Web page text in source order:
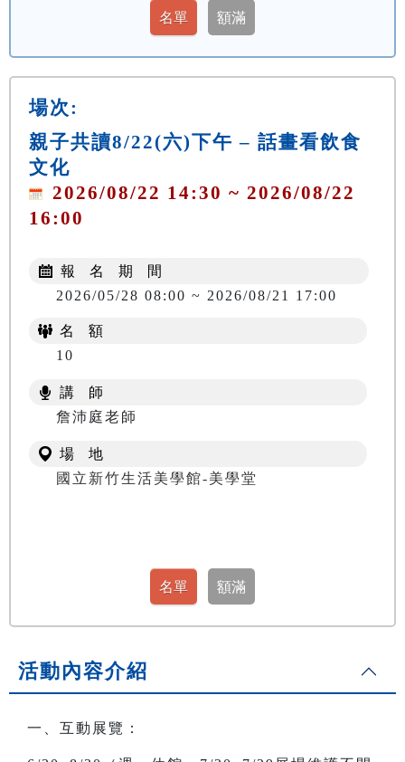
場次:
親子共讀8/22(六)下午 – 話畫看飲食
文化
2026/08/22 14:30 ~ 2026/08/22
16:00
報 名 期 間
2026/05/28 08:00 ~ 2026/08/21 17:00
名 額
10
講 師
詹沛庭老師
場 地
國立新竹生活美學館-美學堂
活動內容介紹
一、互動展覽：